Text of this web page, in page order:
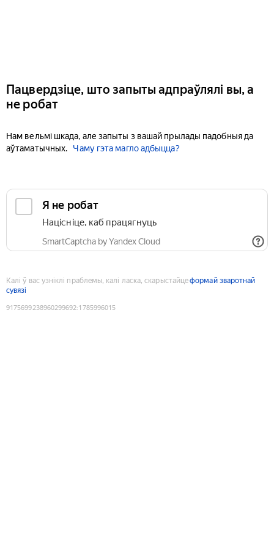
Пацвердзіце, што запыты адпраўлялі вы, а
не робат
Нам вельмі шкада, але запыты з вашай прылады падобныя да
аўтаматычных.
Чаму гэта магло адбыцца?
Я не робат
Націсніце, каб працягнуць
SmartCaptcha by Yandex Cloud
Калі ў вас узніклі праблемы, калі ласка, скарыстайцеформай зваротнай
сувязі
9175699238960299692:1785996015